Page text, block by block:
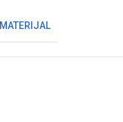
MATERIJAL